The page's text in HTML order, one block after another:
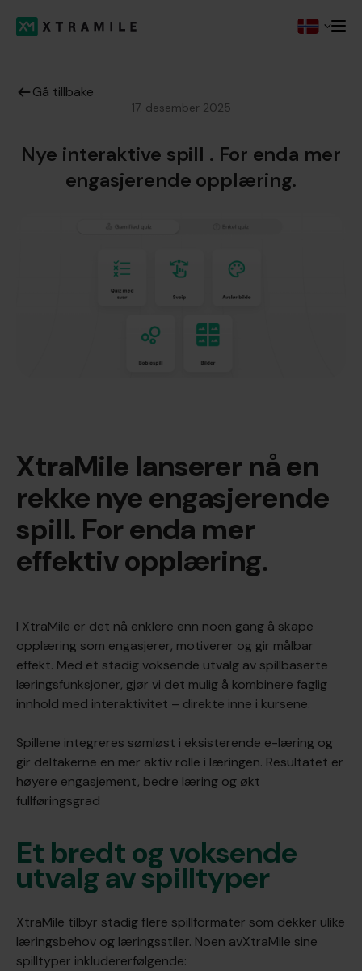
Gå tillbake
17. desember 2025
Nye interaktive spill . For enda mer
engasjerende opplæring.
XtraMile lanserer nå en
rekke nye engasjerende
spill. For enda mer
effektiv opplæring.
I XtraMile er det nå enklere enn noen gang å skape
opplæring som engasjerer, motiverer og gir målbar
effekt. Med et stadig voksende utvalg av spillbaserte
læringsfunksjoner, gjør vi det mulig å kombinere faglig
innhold med interaktivitet – direkte inne i kursene.
Spillene integreres sømløst i eksisterende e-læring og
gir deltakerne en mer aktiv rolle i læringen. Resultatet er
høyere engasjement, bedre læring og økt
fullføringsgrad
Et bredt og voksende
utvalg av spilltyper
XtraMile tilbyr stadig flere spillformater som dekker ulike
læringsbehov og læringsstiler. Noen avXtraMile sine
spilltyper inkludererfølgende: